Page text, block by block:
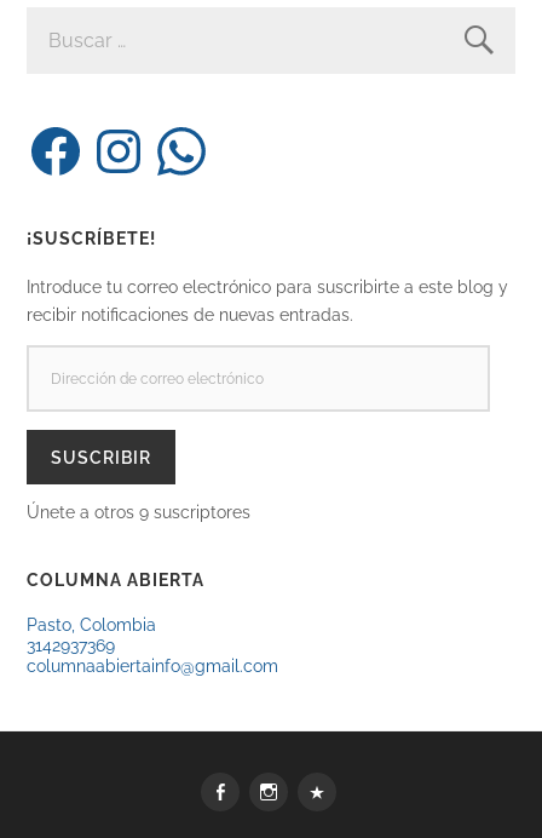
FacebookInstagramWhatsApp
¡SUSCRÍBETE!
Introduce tu correo electrónico para suscribirte a este blog y
recibir notificaciones de nuevas entradas.
CORREO
SUSCRIBIR
Únete a otros 9 suscriptores
COLUMNA ABIERTA
Pasto, Colombia
3142937369
columnaabiertainfo@gmail.com
FacebookInstagramWhatsApp